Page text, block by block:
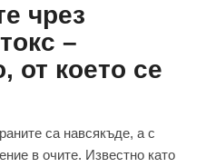
чрез
–
от което се
са навсякъде, а с
в очите. Известно като